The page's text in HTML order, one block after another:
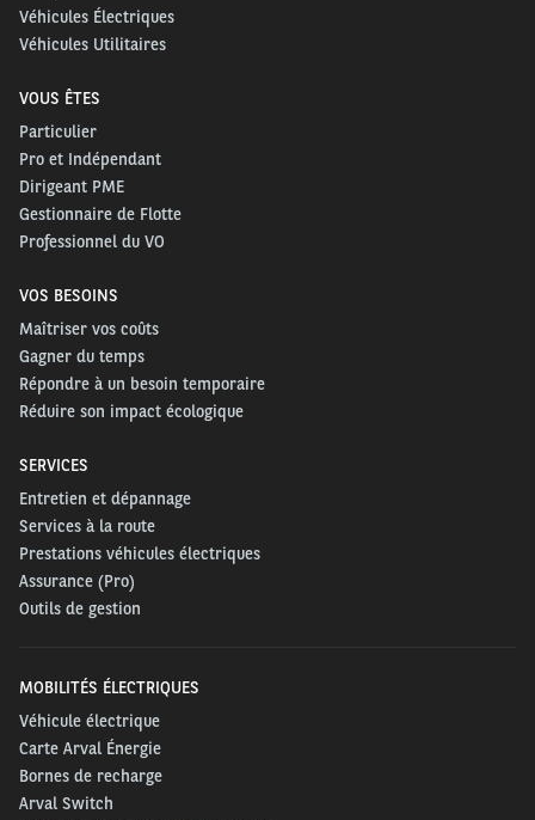
Véhicules Électriques
Véhicules Utilitaires
VOUS ÊTES
Particulier
Pro et Indépendant
Dirigeant PME
Gestionnaire de Flotte
Professionnel du VO
VOS BESOINS
Maîtriser vos coûts
Gagner du temps
Répondre à un besoin temporaire
Réduire son impact écologique
SERVICES
Entretien et dépannage
Services à la route
Prestations véhicules électriques
Assurance (Pro)
Outils de gestion
MOBILITÉS ÉLECTRIQUES
Véhicule électrique
Carte Arval Énergie
Bornes de recharge
Arval Switch